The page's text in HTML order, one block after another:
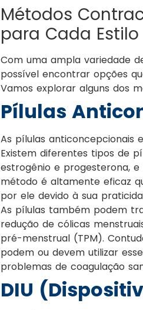
Métodos
para Cada
Com uma ampla variedade
possível encontrar opções
Vamos explorar alguns dos
Pílulas
As pílulas anticoncepcionais
Existem diferentes tipos de
estrogênio e progesterona, e
método é altamente eficaz
por ele devido à sua
As pílulas também podem
redução de cólicas
pré-menstrual (TPM).
podem ou devem utilizar
problemas de coagulação
DIU